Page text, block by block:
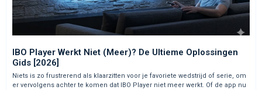
IBO Player Werkt Niet (Meer)? De Ultieme Oplossingen
Gids [2026]
Niets is zo frustrerend als klaarzitten voor je favoriete wedstrijd of serie, om
er vervolgens achter te komen dat IBO Player niet meer werkt. Of de app nu